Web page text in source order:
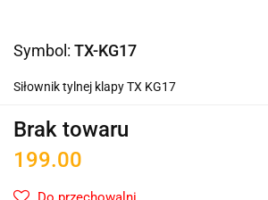
Symbol: TX-KG17
Siłownik tylnej klapy TX KG17
Brak towaru
199.00